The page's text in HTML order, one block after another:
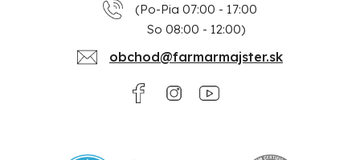
(Po-Pia 07:00 - 17:00
So 08:00 - 12:00)
obchod@farmarmajster.sk